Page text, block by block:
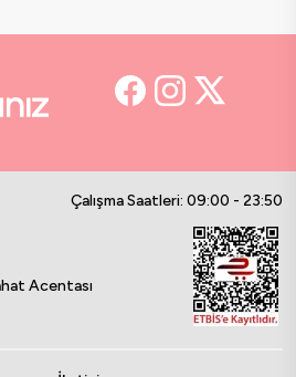
Çalışma Saatleri: 09:00 - 23:50
Acentası